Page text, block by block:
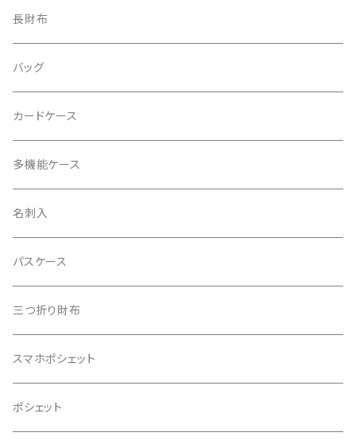
長財布
バッグ
カードケース
多機能ケース
名刺入
パスケース
三つ折り財布
スマホポシェット
ポシェット